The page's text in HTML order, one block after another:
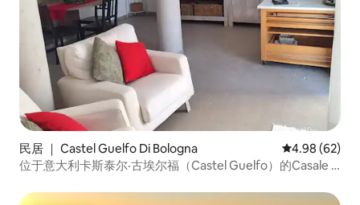
民居 ｜ Castel Guelfo Di Bologna 平均评分 4.98
4.98 (62)
位于意大利卡斯泰尔·古埃尔福（Castel Guelfo）的Casale di